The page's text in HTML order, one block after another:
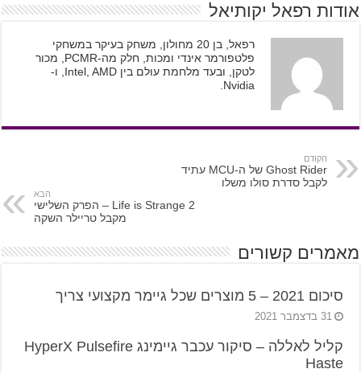
אודות רפאל יקותיאל
רפאל, בן 20 מחולון, משחק בעיקר במשחקי
פלטפורמר אינדי ומכות, חלק מה-PCMR, מכור
לטקן, ובעד מלחמת עולם בין Intel, AMD, ו-
Nvidia.
הקודם
Ghost Rider של ה-MCU עתיד
לקבל סדרת סולו משלו
הבא
Life is Strange 2 – הפרק השלישי
מקבל טריילר השקה
מאמרים קשורים
סיכום 2021 – 5 מוצרים שכל גיימר מקצועי צריך
31 בדצמבר 2021
קליל לאללה – סיקור עכבר גיימינג HyperX Pulsefire
Haste